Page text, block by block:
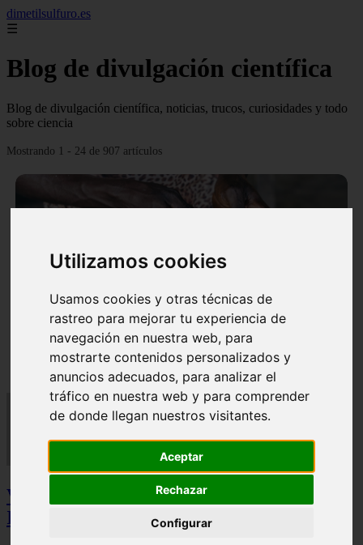
Utilizamos cookies
Usamos cookies y otras técnicas de
rastreo para mejorar tu experiencia de
navegación en nuestra web, para
mostrarte contenidos personalizados y
anuncios adecuados, para analizar el
tráfico en nuestra web y para comprender
de donde llegan nuestros visitantes.
Aceptar
Rechazar
Configurar
dimetilsulfuro.es
☰
Blog de divulgación científica
Blog de divulgación científica, noticias, trucos, curiosidades y todo
sobre ciencia
Mostrando 1 - 24 de 907 artículos
En África harán lo que parecía imposible: Utilizarán
moléculas de agua para cocinar sus alimentos
Video Advertencias desde la cúspide de la
IA: Hinton y el posible colapso social